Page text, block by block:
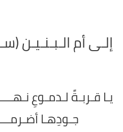
إلـى أم الـبـنـيـن
يـا قـربـةً لـدمـوعِ
جـودِهـا